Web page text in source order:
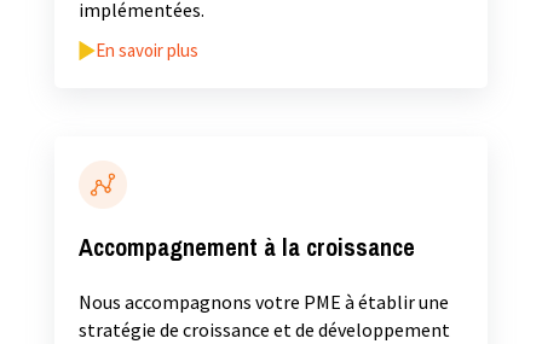
implémentées.
En savoir plus
Accompagnement à la croissance
Nous accompagnons votre PME à établir une
stratégie de croissance et de développement